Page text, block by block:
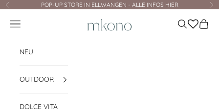
Zum Inhalt springen
Zurück POP-UP STORE IN ELLWANGEN - ALLE INFOS HIER
mkono
Navigationsmenü öffnen Suche öffnen
NEU
OUTDOOR
DOLCE VITA